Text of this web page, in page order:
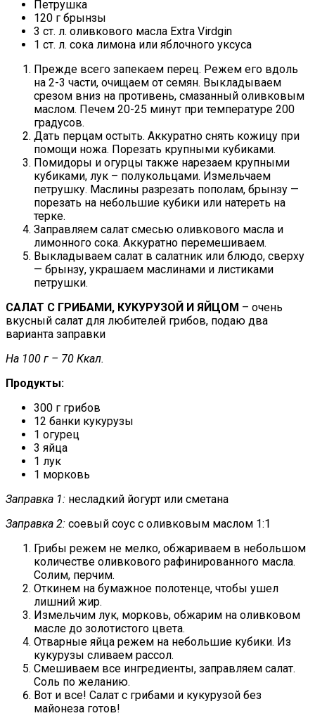
Петрушка
120 г брынзы
3 ст. л. оливкового масла Extra Virdgin
1 ст. л. сока лимона или яблочного уксуса
Прежде всего запекаем перец. Режем его вдоль
на 2-3 части, очищаем от семян. Выкладываем
срезом вниз на противень, смазанный оливковым
маслом. Печем 20-25 минут при температуре 200
градусов.
Дать перцам остыть. Аккуратно снять кожицу при
помощи ножа. Порезать крупными кубиками.
Помидоры и огурцы также нарезаем крупными
кубиками, лук – полукольцами. Измельчаем
петрушку. Маслины разрезать пополам, брынзу —
порезать на небольшие кубики или натереть на
терке.
Заправляем салат смесью оливкового масла и
лимонного сока. Аккуратно перемешиваем.
Выкладываем салат в салатник или блюдо, сверху
— брынзу, украшаем маслинами и листиками
петрушки.
САЛАТ С ГРИБАМИ, КУКУРУЗОЙ И ЯЙЦОМ – очень
вкусный салат для любителей грибов, подаю два
варианта заправки
На 100 г – 70 Ккал.
Продукты:
300 г грибов
12 банки кукурузы
1 огурец
3 яйца
1 лук
1 морковь
Заправка 1: несладкий йогурт или сметана
Заправка 2: соевый соус с оливковым маслом 1:1
Грибы режем не мелко, обжариваем в небольшом
количестве оливкового рафинированного масла.
Солим, перчим.
Откинем на бумажное полотенце, чтобы ушел
лишний жир.
Измельчим лук, морковь, обжарим на оливковом
масле до золотистого цвета.
Отварные яйца режем на небольшие кубики. Из
кукурузы сливаем рассол.
Смешиваем все ингредиенты, заправляем салат.
Соль по желанию.
Вот и все! Салат с грибами и кукурузой без
майонеза готов!